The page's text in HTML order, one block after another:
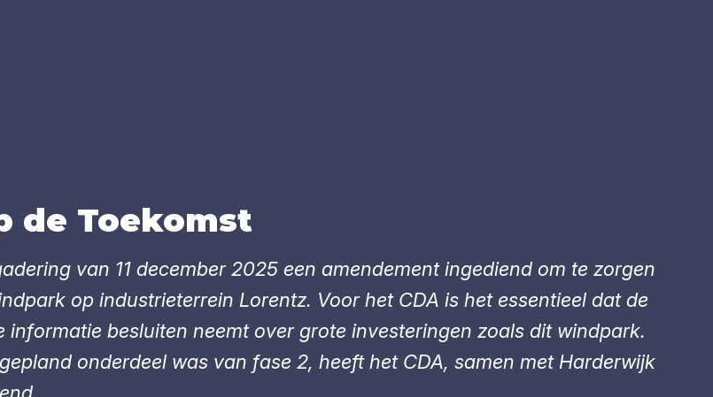
de Toe­komst
van 11 december 2025 een amendement ingediend om te zorgen
op industrieterrein Lorentz. Voor het CDA is het essentieel dat de
besluiten neemt over grote investeringen zoals dit windpark.
onderdeel was van fase 2, heeft het CDA, samen met Harderwijk